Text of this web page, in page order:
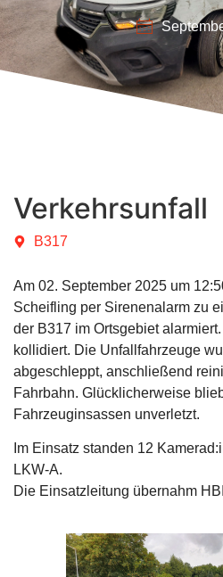
Verkehrsunfall
B317
Am 02. September 2025 um
Scheifling per Sirenenalarm zu
der B317 im Ortsgebiet
kollidiert. Die Unfallfahrzeuge
abgeschleppt, anschließend
Fahrbahn. Glücklicherweise
Fahrzeuginsassen unverletzt.
Im Einsatz standen 12
LKW-A.
Die Einsatzleitung übernahm